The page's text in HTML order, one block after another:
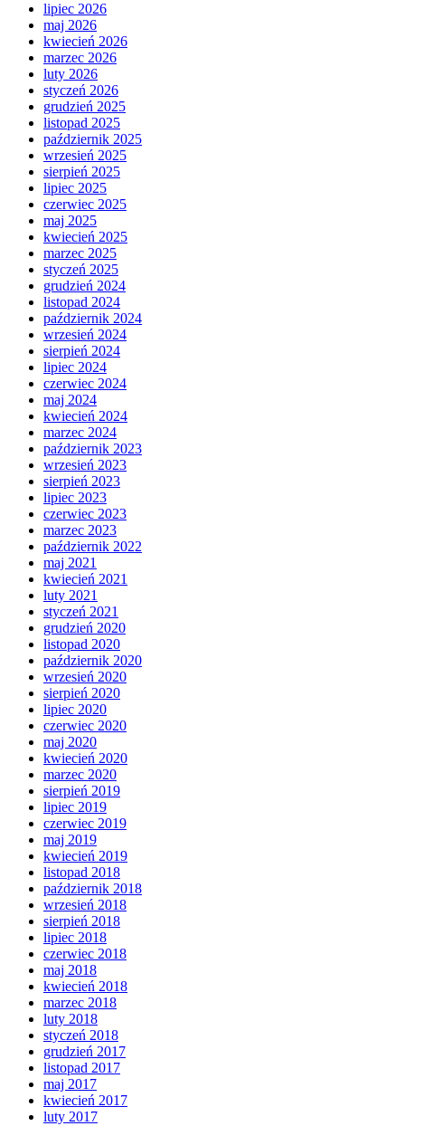
lipiec 2026
maj 2026
kwiecień 2026
marzec 2026
luty 2026
styczeń 2026
grudzień 2025
listopad 2025
październik 2025
wrzesień 2025
sierpień 2025
lipiec 2025
czerwiec 2025
maj 2025
kwiecień 2025
marzec 2025
styczeń 2025
grudzień 2024
listopad 2024
październik 2024
wrzesień 2024
sierpień 2024
lipiec 2024
czerwiec 2024
maj 2024
kwiecień 2024
marzec 2024
październik 2023
wrzesień 2023
sierpień 2023
lipiec 2023
czerwiec 2023
marzec 2023
październik 2022
maj 2021
kwiecień 2021
luty 2021
styczeń 2021
grudzień 2020
listopad 2020
październik 2020
wrzesień 2020
sierpień 2020
lipiec 2020
czerwiec 2020
maj 2020
kwiecień 2020
marzec 2020
sierpień 2019
lipiec 2019
czerwiec 2019
maj 2019
kwiecień 2019
listopad 2018
październik 2018
wrzesień 2018
sierpień 2018
lipiec 2018
czerwiec 2018
maj 2018
kwiecień 2018
marzec 2018
luty 2018
styczeń 2018
grudzień 2017
listopad 2017
maj 2017
kwiecień 2017
luty 2017